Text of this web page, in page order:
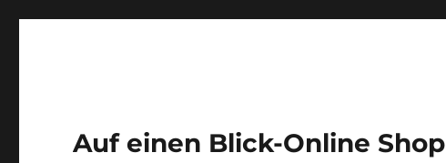
Auf einen Blick-Online Shop